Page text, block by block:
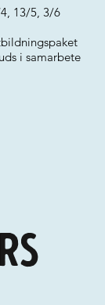
13/5, 3/6
i samarbete